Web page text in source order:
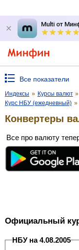
Multi от
Все показатели
Индексы » Курсы валют »
Курс НБУ (ежедневный) »
Конвертеры
Все про валюту
Официальный
НБУ на 4.08.2005